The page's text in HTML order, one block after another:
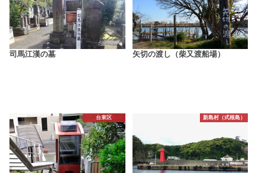
司馬江漢の墓 矢切の渡し（柴又渡船場）
台東区 新島村（式根島）